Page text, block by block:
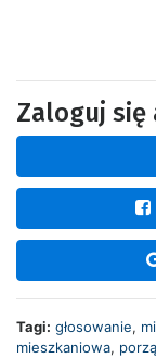
Zaloguj się
Tagi: głosowanie,
mieszkaniowa,